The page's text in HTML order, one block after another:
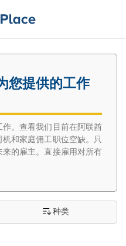
您提供的工作
。查看我们目前在阿联酋
和家庭佣工职位空缺。只
的雇主。直接雇用对所有
种类